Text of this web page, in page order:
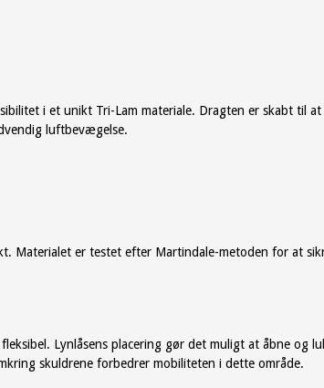
i et unikt Tri-Lam materiale. Dragten er skabt til
luftbevægelse.
Materialet er testet efter Martindale-metoden for at
Lynlåsens placering gør det muligt at åbne og
skuldrene forbedrer mobiliteten i dette område.